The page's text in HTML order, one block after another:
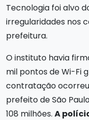
Tecnologia foi alvo
irregularidades nos
prefeitura.
O instituto havia
mil pontos de Wi-Fi
contratação
prefeito de São
108 milhões. A